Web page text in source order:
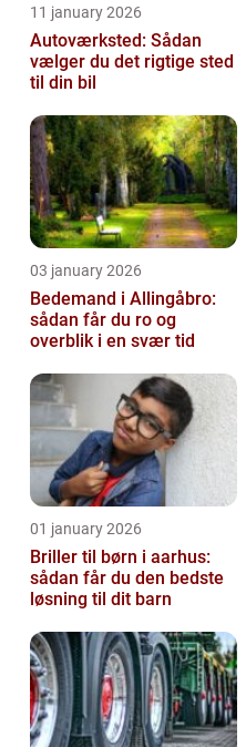
11 january 2026
Autoværksted: Sådan
vælger du det rigtige sted
til din bil
03 january 2026
Bedemand i Allingåbro:
sådan får du ro og
overblik i en svær tid
01 january 2026
Briller til børn i aarhus:
sådan får du den bedste
løsning til dit barn